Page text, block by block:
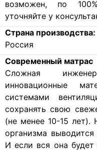
возможен, по
уточняйте у
Страна производства:
Россия
Современный матрас
Cложная
инновационные
системами
сохранять свою
(не менее 10-15
организма
И если вся она будет